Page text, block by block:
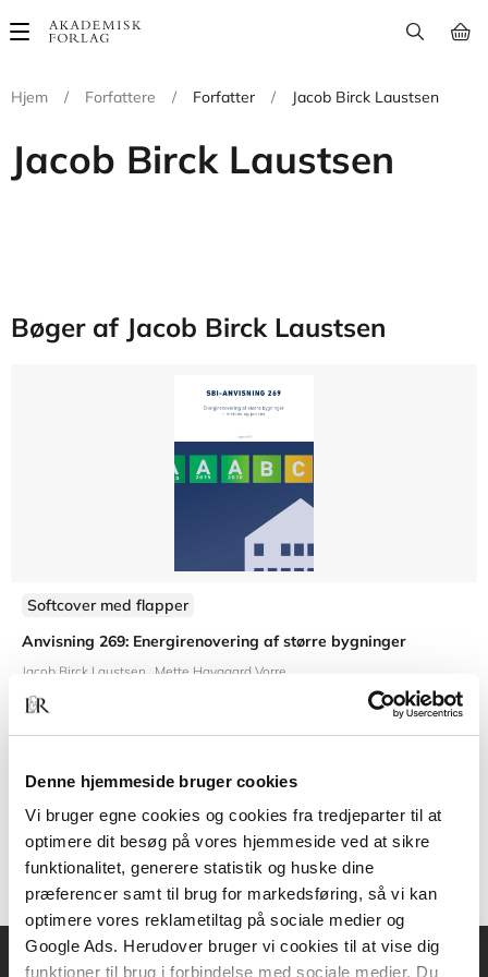
Denne hjemmeside bruger cookies
Vi bruger egne cookies og cookies fra tredjeparter til at
optimere dit besøg på vores hjemmeside ved at sikre
funktionalitet, generere statistik og huske dine
præferencer samt til brug for markedsføring, så vi kan
optimere vores reklametiltag på sociale medier og
Google Ads. Herudover bruger vi cookies til at vise dig
funktioner til brug i forbindelse med sociale medier. Du
Main
Hjem
/ Forfattere / Forfatter / Jacob Birck Laustsen
Jacob Birck Laustsen
Bøger af Jacob Birck Laustsen
Softcover med flapper
Anvisning 269: Energirenovering af større bygninger
Jacob Birck Laustsen Mette Havgaard Vorre
300,00 KR.